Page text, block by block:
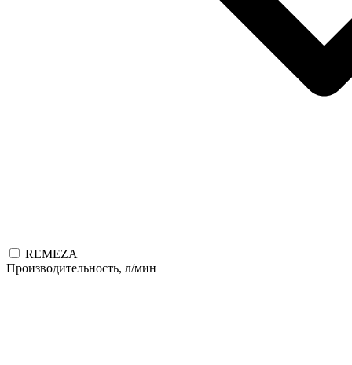
REMEZA
Производительность, л/мин